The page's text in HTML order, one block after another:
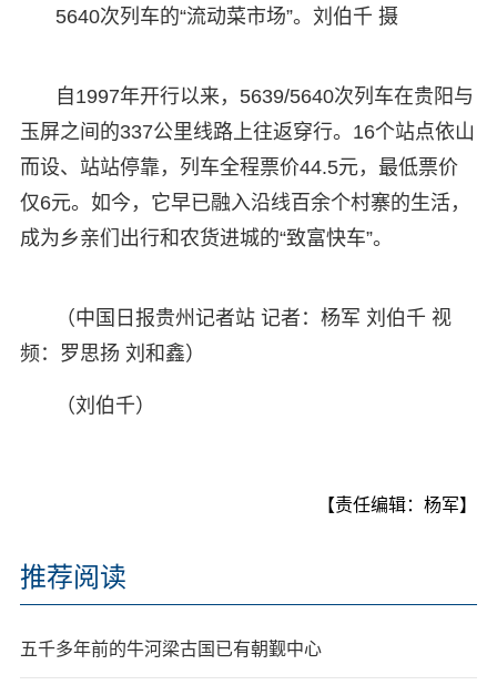
5640次列车的“流动菜市场”。刘伯千 摄
自1997年开行以来，5639/5640次列车在贵阳与
玉屏之间的337公里线路上往返穿行。16个站点依山
而设、站站停靠，列车全程票价44.5元，最低票价
仅6元。如今，它早已融入沿线百余个村寨的生活，
成为乡亲们出行和农货进城的“致富快车”。
（中国日报贵州记者站 记者：杨军 刘伯千 视
频：罗思扬 刘和鑫）
（刘伯千）
【责任编辑：杨军】
推荐阅读
五千多年前的牛河梁古国已有朝觐中心